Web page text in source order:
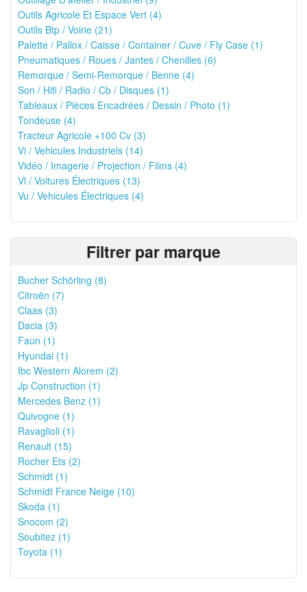
Outils Agricole Et Espace Vert (4)
Outils Btp / Voirie (21)
Palette / Pallox / Caisse / Container / Cuve / Fly Case (1)
Pneumatiques / Roues / Jantes / Chenilles (6)
Remorque / Semi-Remorque / Benne (4)
Son / Hifi / Radio / Cb / Disques (1)
Tableaux / Pièces Encadrées / Dessin / Photo (1)
Tondeuse (4)
Tracteur Agricole +100 Cv (3)
Vi / Vehicules Industriels (14)
Vidéo / Imagerie / Projection / Films (4)
Vl / Voitures Électriques (13)
Vu / Vehicules Électriques (4)
Filtrer par marque
Bucher Schörling (8)
Citroën (7)
Claas (3)
Dacia (3)
Faun (1)
Hyundai (1)
Ibc Western Alorem (2)
Jp Construction (1)
Mercedes Benz (1)
Quivogne (1)
Ravaglioli (1)
Renault (15)
Rocher Ets (2)
Schmidt (1)
Schmidt France Neige (10)
Skoda (1)
Snocom (2)
Soubitez (1)
Toyota (1)